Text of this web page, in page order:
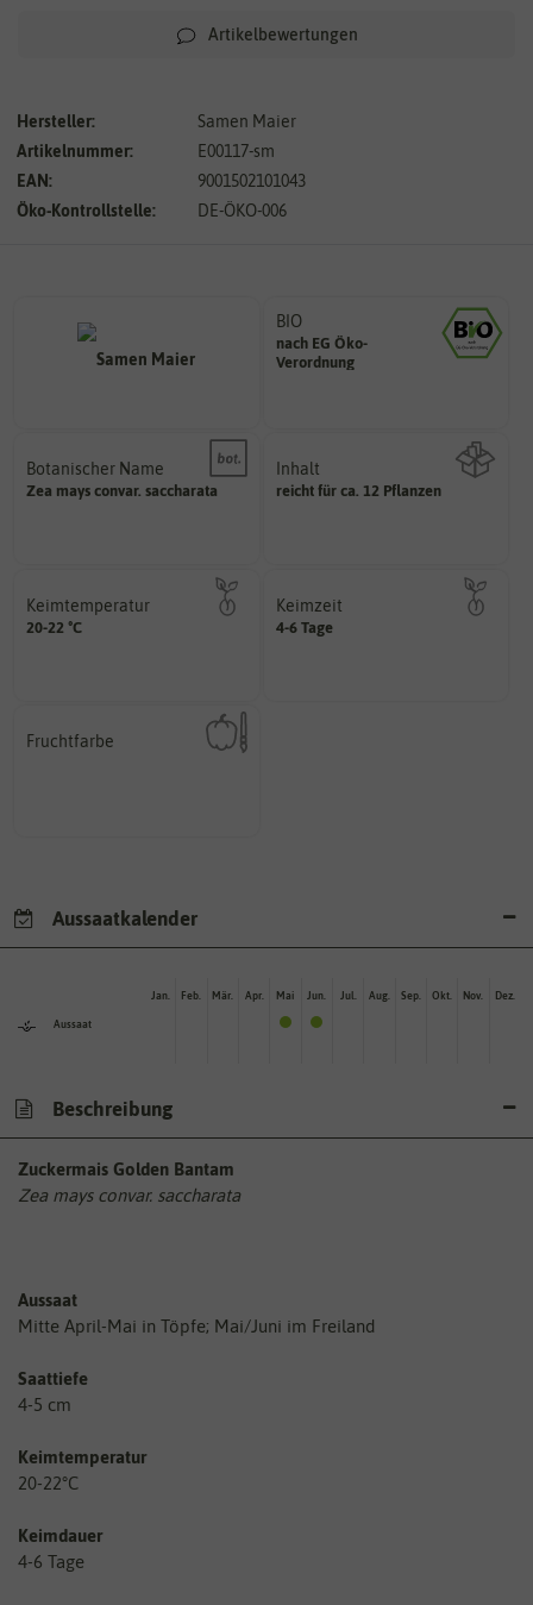
Artikelbewertungen
Hersteller:
Samen Maier
Artikelnummer:
E00117-sm
EAN:
9001502101043
Öko-Kontrollstelle:
DE-ÖKO-006
BIO
nach EG Öko-
Verordnung
den Richtlinien der biologischen
Landwirtschaft arbeiten.
Inhalt
reicht für ca. 12 Pflanzen
Wie viel ist enthalten
Botanischer Name
Zea mays convar. saccharata
Namen zur eindeutigen
Bestimmung der Pflanze.
Keimzeit
4-6 Tage
unter Idealbedingungen das
erste Keimblattpaar zeigt?
Keimtemperatur
20-22 °C
für die Keimung des Samenkorns
am idealsten?
Fruchtfarbe
Aussaatkalender
Aussaat
Jan. Feb. Mär. Apr. Mai Jun. Jul. Aug. Sep. Okt. Nov. Dez.
Beschreibung
Zuckermais Golden Bantam
Zea mays convar. saccharata
Aussaat
Mitte April-Mai in Töpfe; Mai/Juni im Freiland
Saattiefe
4-5 cm
Keimtemperatur
20-22°C
Keimdauer
4-6 Tage